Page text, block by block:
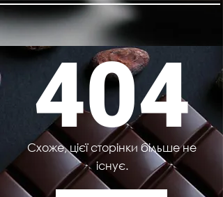
404
Схоже, цієї сторінки більше не
існує.